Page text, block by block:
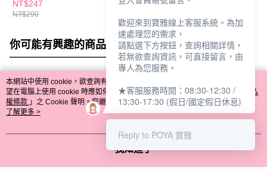
NT$247
NT$290
NT$247
你可能有興趣的商品 全站排行
熱門標籤
本網站中使用 cookie，欲查詢有關本網站使用 cookie 方式之詳情，及若您不希
望在電腦上使用 cookie 時應如何變更電腦的 cookie 設定，請參閱本網站「
隱私
權條款 」之 Cookie 聲明。您繼續使用本網站即表示您同意本公司得按本網站使
用條款之 Cookie 聲明使用 cookie。
了解更多 >
我知道了
歡迎來到寶雅線上客服系統。為加
速處理您的需求，
請點選下方按鈕，查詢相關詳情，
若無欲查詢資訊，可直接留言，由
專人為您服務。
★客服服務時間：08:30-12:30 /
13:30-17:30 (假日/國定假日休息)
Reply to POYA 寶雅